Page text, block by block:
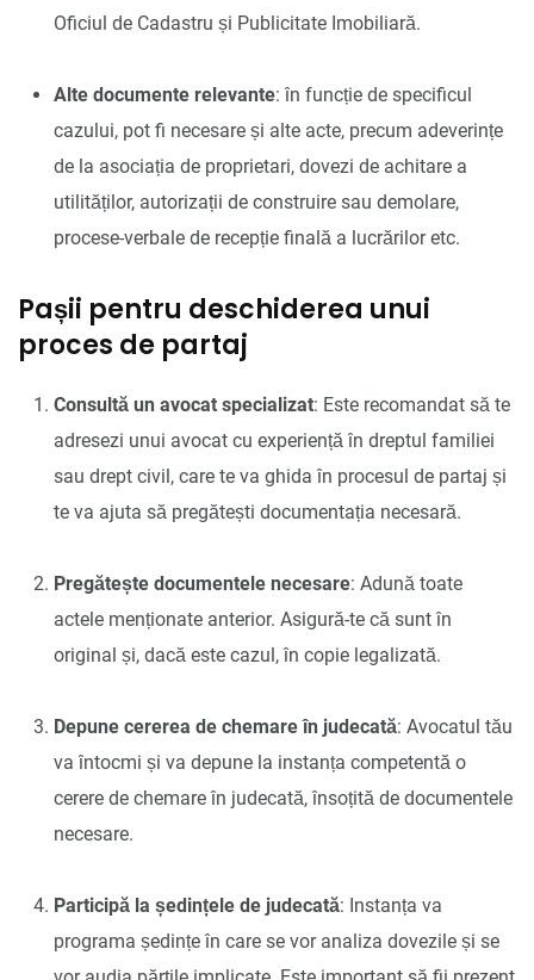
Oficiul de Cadastru și Publicitate Imobiliară.
Alte documente relevante: în funcție de specificul
cazului, pot fi necesare și alte acte, precum adeverințe
de la asociația de proprietari, dovezi de achitare a
utilităților, autorizații de construire sau demolare,
procese-verbale de recepție finală a lucrărilor etc.
Pașii pentru deschiderea unui
proces de partaj
Consultă un avocat specializat: Este recomandat să te
adresezi unui avocat cu experiență în dreptul familiei
sau drept civil, care te va ghida în procesul de partaj și
te va ajuta să pregătești documentația necesară.
Pregătește documentele necesare: Adună toate
actele menționate anterior. Asigură-te că sunt în
original și, dacă este cazul, în copie legalizată.
Depune cererea de chemare în judecată: Avocatul tău
va întocmi și va depune la instanța competentă o
cerere de chemare în judecată, însoțită de documentele
necesare.
Participă la ședințele de judecată: Instanța va
programa ședințe în care se vor analiza dovezile și se